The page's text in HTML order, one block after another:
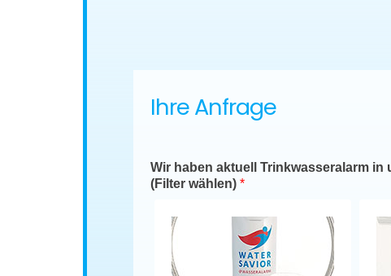
Ihre Anfrage
Wir haben aktuell Trinkwasseralarm
(Filter wählen)*